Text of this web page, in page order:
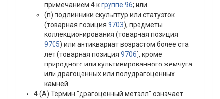
примечанием 4 кгруппе 96; или
(п) подлинники скульптур или статуэток
(товарная позиция 9703), предметы
коллекционирования (товарная позиция
9705) или антиквариат возрастом более ста
лет (товарная позиция 9706), кроме
природного или культивированного жемчуга
или драгоценных или полудрагоценных
камней.
4 (А) Термин "драгоценный металл" означает